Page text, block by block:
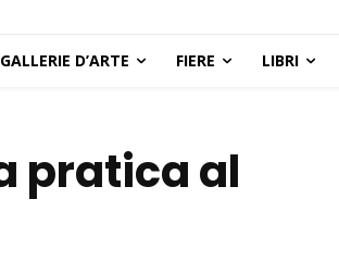
GALLERIE D’ARTE FIERE LIBRI
pratica al